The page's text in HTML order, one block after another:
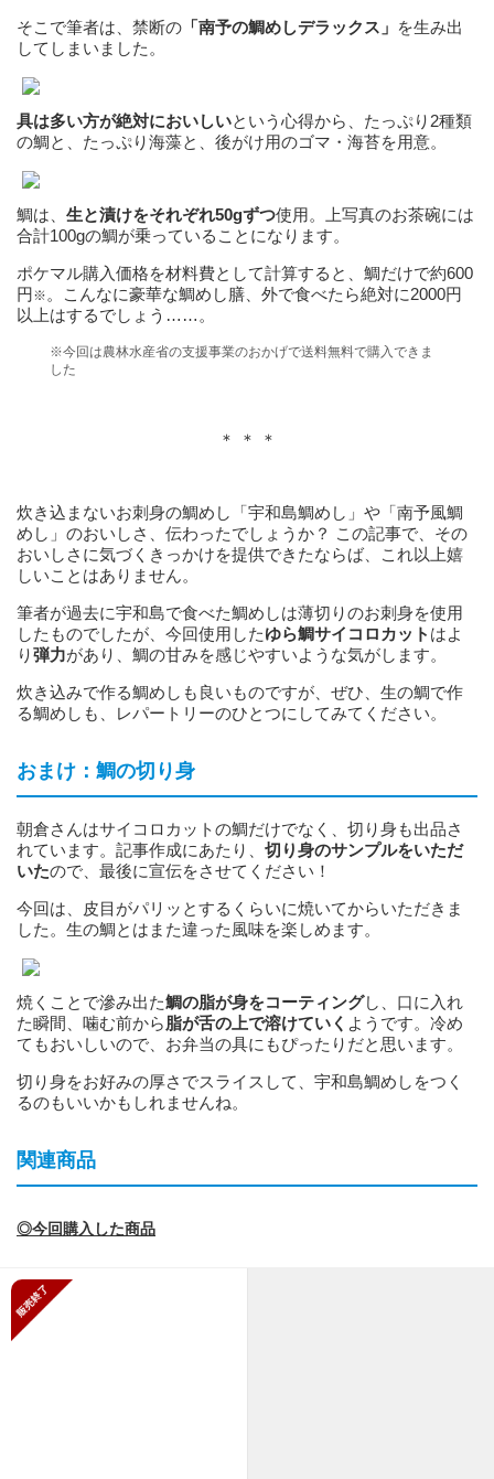
そこで筆者は、禁断の 「南予の鯛めしデラックス」 を生み出
してしまいました。
具は多い方が絶対においしいという心得から、たっぷり2種類
の鯛と、たっぷり海藻と、後がけ用のゴマ・海苔を用意。
鯛は、 生と漬けをそれぞれ50gずつ使用。上写真のお茶碗には
合計100gの鯛が乗っていることになります。
ポケマル購入価格を材料費として計算すると、鯛だけで約600
円※ 。こんなに豪華な鯛めし膳、外で食べたら絶対に2000円
以上はするでしょう……。
※今回は農林水産省の支援事業のおかげで送料無料で購入できま
した
＊ ＊ ＊
炊き込まないお刺身の鯛めし「宇和島鯛めし」や「南予風鯛
めし」のおいしさ、伝わったでしょうか？ この記事で、その
おいしさに気づくきっかけを提供できたならば、これ以上嬉
しいことはありません。
筆者が過去に宇和島で食べた鯛めしは薄切りのお刺身を使用
したものでしたが、今回使用したゆら鯛サイコロカット はよ
り弾力があり、鯛の甘みを感じやすいような気がします。
炊き込みで作る鯛めしも良いものですが、ぜひ、生の鯛で作
る鯛めしも、レパートリーのひとつにしてみてください。
おまけ：鯛の切り身
朝倉さんはサイコロカットの鯛だけでなく、切り身も出品さ
れています。記事作成にあたり、 切り身のサンプルをいただ
いたので、最後に宣伝をさせてください！
今回は、皮目がパリッとするくらいに焼いてからいただきま
した。生の鯛とはまた違った風味を楽しめます。
焼くことで滲み出た鯛の脂が身をコーティングし、口に入れ
た瞬間、噛む前から脂が舌の上で溶けていく ようです。冷め
てもおいしいので、お弁当の具にもぴったりだと思います。
切り身をお好みの厚さでスライスして、宇和島鯛めしをつく
るのもいいかもしれませんね。
関連商品
◎今回購入した商品